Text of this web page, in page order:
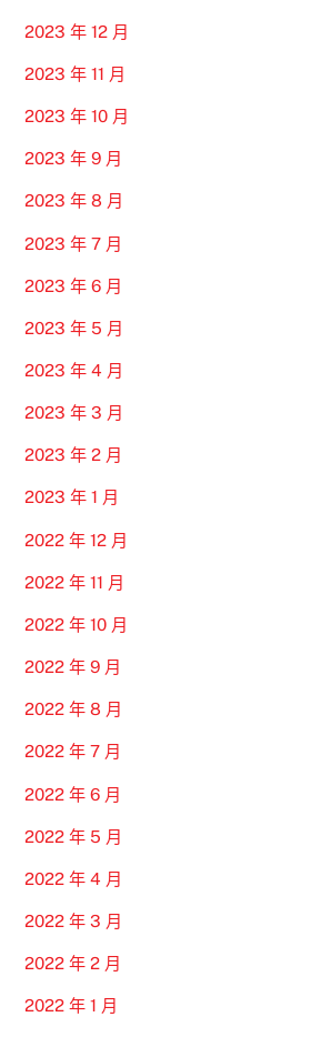
2023 年 12 月
2023 年 11 月
2023 年 10 月
2023 年 9 月
2023 年 8 月
2023 年 7 月
2023 年 6 月
2023 年 5 月
2023 年 4 月
2023 年 3 月
2023 年 2 月
2023 年 1 月
2022 年 12 月
2022 年 11 月
2022 年 10 月
2022 年 9 月
2022 年 8 月
2022 年 7 月
2022 年 6 月
2022 年 5 月
2022 年 4 月
2022 年 3 月
2022 年 2 月
2022 年 1 月